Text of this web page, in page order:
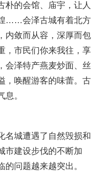
朴的会馆、庙宇，让人
……会泽古城有着北方
内敛而从容，深厚而包
，市民们你来我往，享
会泽特产燕麦炒面、丝
，唤醒游客的味蕾。古
。
名城遭遇了自然毁损和
市建设步伐的不断加
问题越来越突出。